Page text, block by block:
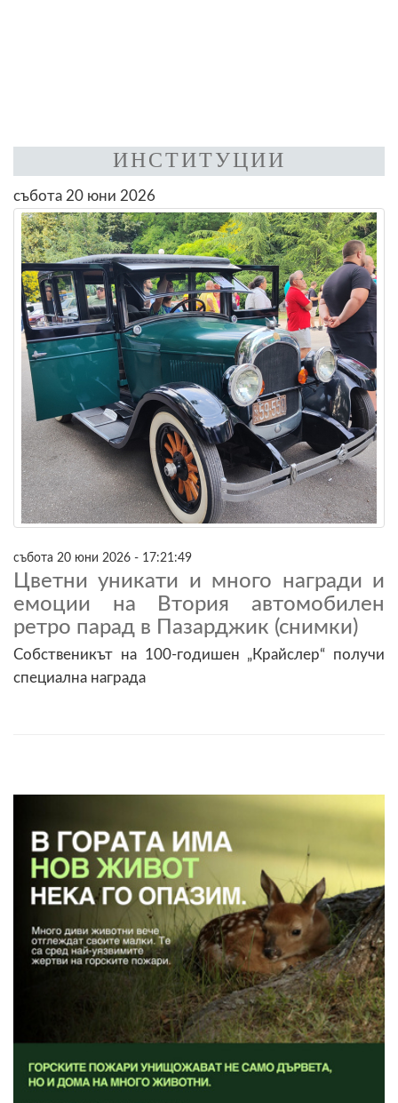
ИНСТИТУЦИИ
събота 20 юни 2026
събота 20 юни 2026 - 17:21:49
Цветни уникати и много награди и
емоции на Втория автомобилен
ретро парад в Пазарджик (снимки)
Собственикът на 100-годишен „Крайслер“ получи
специална награда